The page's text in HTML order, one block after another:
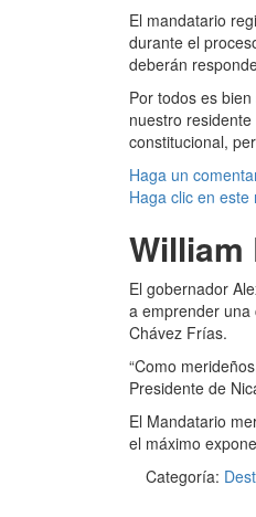
El mandatario
durante el
deberán
Por todos es
nuestro
constitucional,
Haga un
Haga clic en
William
El gobernador
a emprender
Chávez Frías.
“Como
Presidente de
El Mandatario
el máximo
Categoría: